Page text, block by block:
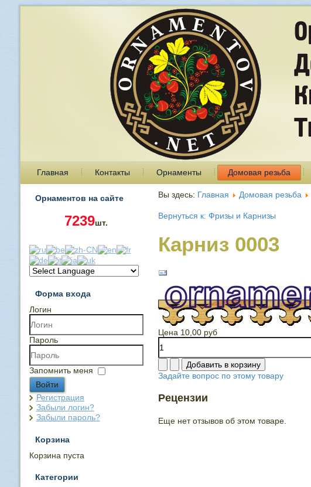
Главная Контакты Орнаменты Домовая резьба
Орнаментов на сайте
7239шт.
Форма входа
Логин
Пароль
Запомнить меня
Войти
Регистрация
Забыли логин?
Забыли пароль?
Корзина
Корзина пуста
Категории
Вы здесь: Главная Домовая резьба
Вернуться к: Фризы и Карнизы
Карниз 0003
Цена 10,00 руб
Задайте вопрос по этому товару
Рецензии
Еще нет отзывов об этом товаре.